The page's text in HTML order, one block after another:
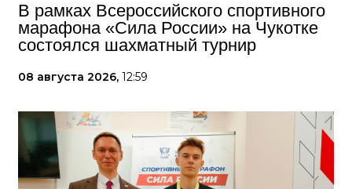
В рамках Всероссийского спортивного
марафона «Сила России» на Чукотке
состоялся шахматный турнир
08 августа 2026, 12:59